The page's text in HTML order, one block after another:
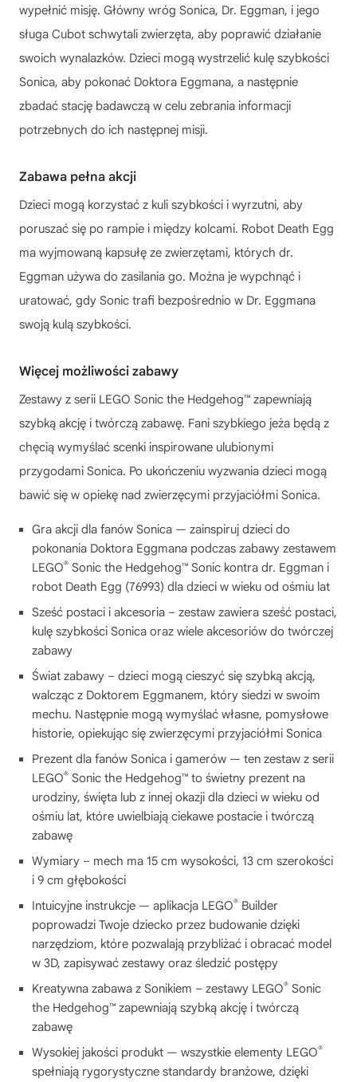
wypełnić misję. Główny wróg Sonica, Dr. Eggman, i jego
sługa Cubot schwytali zwierzęta, aby poprawić działanie
swoich wynalazków. Dzieci mogą wystrzelić kulę szybkości
Sonica, aby pokonać Doktora Eggmana, a następnie
zbadać stację badawczą w celu zebrania informacji
potrzebnych do ich następnej misji.
Zabawa pełna akcji
Dzieci mogą korzystać z kuli szybkości i wyrzutni, aby
poruszać się po rampie i między kolcami. Robot Death Egg
ma wyjmowaną kapsułę ze zwierzętami, których dr.
Eggman używa do zasilania go. Można je wypchnąć i
uratować, gdy Sonic trafi bezpośrednio w Dr. Eggmana
swoją kulą szybkości.
Więcej możliwości zabawy
Zestawy z serii LEGO Sonic the Hedgehog™ zapewniają
szybką akcję i twórczą zabawę. Fani szybkiego jeża będą z
chęcią wymyślać scenki inspirowane ulubionymi
przygodami Sonica. Po ukończeniu wyzwania dzieci mogą
bawić się w opiekę nad zwierzęcymi przyjaciółmi Sonica.
Gra akcji dla fanów Sonica — zainspiruj dzieci do
pokonania Doktora Eggmana podczas zabawy zestawem
LEGO® Sonic the Hedgehog™ Sonic kontra dr. Eggman i
robot Death Egg (76993) dla dzieci w wieku od ośmiu lat
Sześć postaci i akcesoria – zestaw zawiera sześć postaci,
kulę szybkości Sonica oraz wiele akcesoriów do twórczej
zabawy
Świat zabawy – dzieci mogą cieszyć się szybką akcją,
walcząc z Doktorem Eggmanem, który siedzi w swoim
mechu. Następnie mogą wymyślać własne, pomysłowe
historie, opiekując się zwierzęcymi przyjaciółmi Sonica
Prezent dla fanów Sonica i gamerów — ten zestaw z serii
LEGO® Sonic the Hedgehog™ to świetny prezent na
urodziny, święta lub z innej okazji dla dzieci w wieku od
ośmiu lat, które uwielbiają ciekawe postacie i twórczą
zabawę
Wymiary – mech ma 15 cm wysokości, 13 cm szerokości
i 9 cm głębokości
Intuicyjne instrukcje — aplikacja LEGO® Builder
poprowadzi Twoje dziecko przez budowanie dzięki
narzędziom, które pozwalają przybliżać i obracać model
w 3D, zapisywać zestawy oraz śledzić postępy
Kreatywna zabawa z Sonikiem – zestawy LEGO® Sonic
the Hedgehog™ zapewniają szybką akcję i twórczą
zabawę
Wysokiej jakości produkt — wszystkie elementy LEGO®
spełniają rygorystyczne standardy branżowe, dzięki